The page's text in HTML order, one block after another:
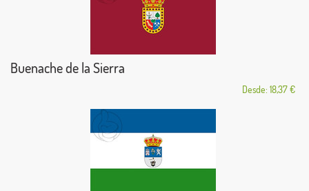
Buenache de la Sierra
Desde: 18,37 €